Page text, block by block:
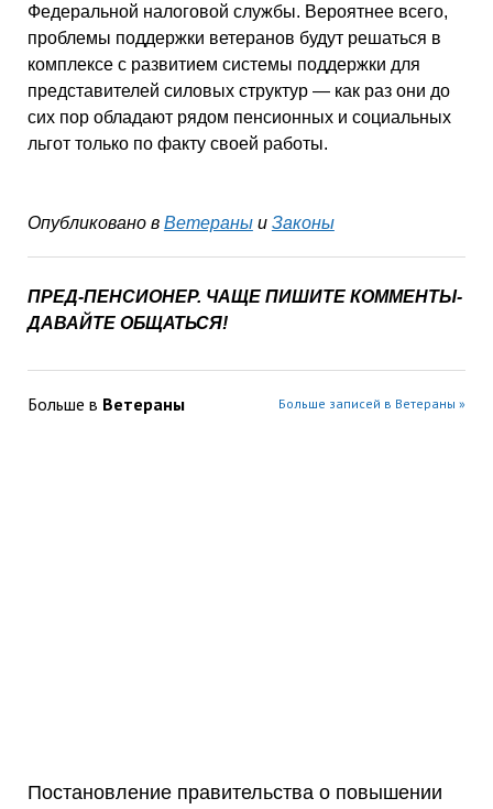
Федеральной налоговой службы. Вероятнее всего,
проблемы поддержки ветеранов будут решаться в
комплексе с развитием системы поддержки для
представителей силовых структур — как раз они до
сих пор обладают рядом пенсионных и социальных
льгот только по факту своей работы.
Опубликовано в Ветераныи Законы
ПРЕД-ПЕНСИОНЕР. ЧАЩЕ ПИШИТЕ КОММЕНТЫ-
ДАВАЙТЕ ОБЩАТЬСЯ!
Больше в Ветераны Больше записей в Ветераны »
Постановление правительства о повышении